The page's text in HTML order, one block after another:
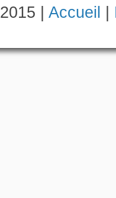
| Accueil